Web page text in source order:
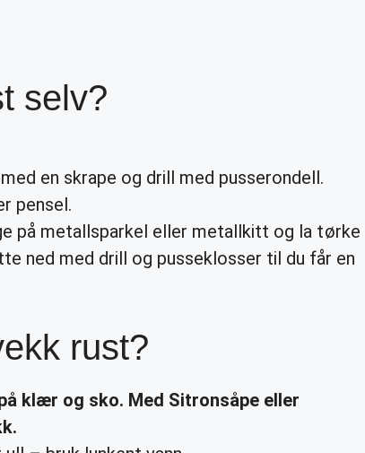
selv?
med en skrape og drill med pusserondell.
pensel.
på metallsparkel eller metallkitt og la tørke
ned med drill og pusseklosser til du får en
rust?
klær og sko. Med Sitronsåpe eller
.